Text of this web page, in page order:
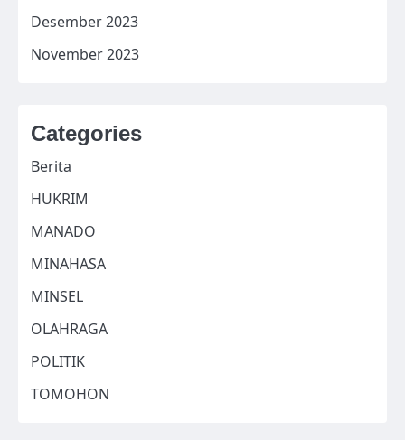
Desember 2023
November 2023
Categories
Berita
HUKRIM
MANADO
MINAHASA
MINSEL
OLAHRAGA
POLITIK
TOMOHON